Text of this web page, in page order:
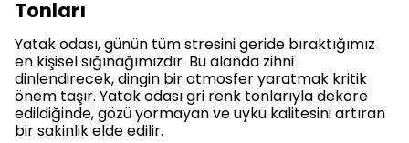
Tonları
Yatak odası, günün tüm stresini geride bıraktığımız
en kişisel sığınağımızdır. Bu alanda zihni
dinlendirecek, dingin bir atmosfer yaratmak kritik
önem taşır. Yatak odası gri renk tonlarıyla dekore
edildiğinde, gözü yormayan ve uyku kalitesini artıran
bir sakinlik elde edilir.